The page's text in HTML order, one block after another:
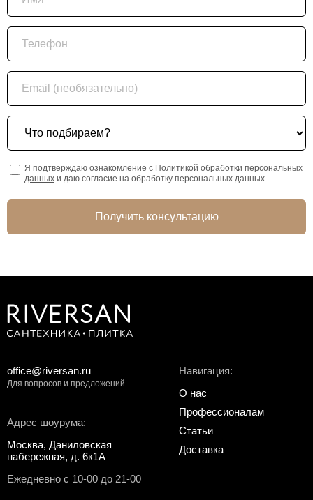
Телефон
Email (необязательно)
Что подбираем?
Я подтверждаю ознакомление с Политикой обработки персональных
данных и даю согласие на обработку персональных данных.
Получить консультацию
Адрес шоурума:
Москва, Даниловская
набережная, д. 6к1А
Ежедневно с 10-00 до 21-00
Навигация:
О нас
Профессионалам
Статьи
Доставка
office@riversan.ru
Для вопросов и предложений